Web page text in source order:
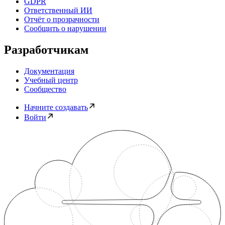
Ответственный ИИ
Отчёт о прозрачности
Сообщить о нарушении
Разработчикам
Документация
Учебный центр
Сообщество
Начните создавать
Войти